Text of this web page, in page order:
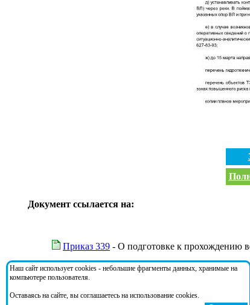
Документ ссылается на:
Приказ 339 - О подготовке к прохождению
На документ ссылаются:
Наш сайт использует cookies - небольшие фрагменты данных, хранимые на
компьютере пользователя.
Оставаясь на сайте, вы соглашаетесь на использование cookies.